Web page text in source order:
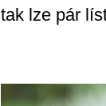
tak lze pár